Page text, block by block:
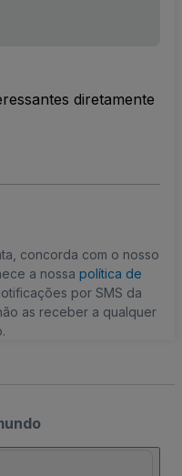
diretamente
concorda com o nosso
a nossa política de
por SMS da
as receber a qualquer